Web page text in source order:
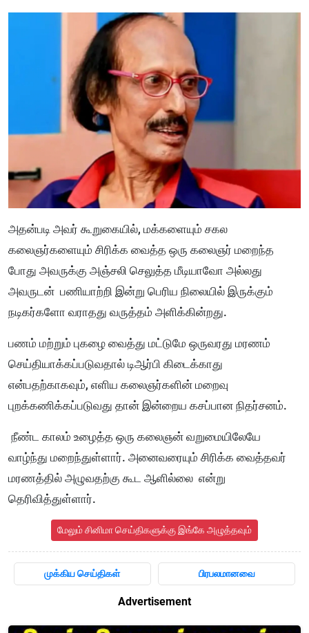
அதன்படி அவர் கூறுகையில், மக்களையும் சகல
கலைஞர்களையும் சிரிக்க வைத்த ஒரு கலைஞர் மறைந்த
போது அவருக்கு அஞ்சலி செலுத்த மீடியாவோ அல்லது
அவருடன் பணியாற்றி இன்று பெரிய நிலையில் இருக்கும்
நடிகர்களோ வராதது வருத்தம் அளிக்கின்றது.
பணம் மற்றும் புகழை வைத்து மட்டுமே ஒருவரது மரணம்
செய்தியாக்கப்படுவதால் டிஆர்பி கிடைக்காது
என்பதற்காகவும், எளிய கலைஞர்களின் மறைவு
புறக்கணிக்கப்படுவது தான் இன்றைய கசப்பான நிதர்சனம்.
நீண்ட காலம் உழைத்த ஒரு கலைஞன் வறுமையிலேயே
வாழ்ந்து மறைந்துள்ளார். அனைவரையும் சிரிக்க வைத்தவர்
மரணத்தில் அழுவதற்கு கூட ஆளில்லை என்று
தெரிவித்துள்ளார்.
மேலும் சினிமா செய்திகளுக்கு இங்கே அழுத்தவும்
முக்கிய செய்திகள் பிரபலமானவை
Advertisement